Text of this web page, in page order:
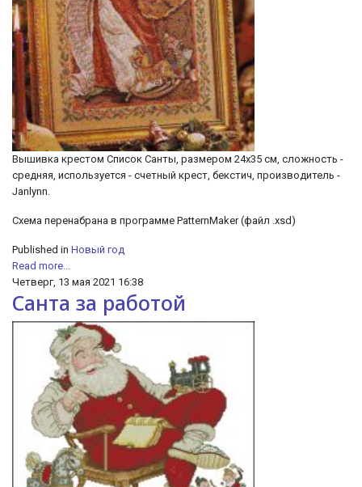
Вышивка крестом Список Санты, размером 24х35 см, сложность -
средняя, используется - счетный крест, бекстич, производитель -
Janlynn.
Схема перенабрана в программе PatternMaker (файл .xsd)
Published in Новый год
Read more...
Четверг, 13 мая 2021 16:38
Санта за работой